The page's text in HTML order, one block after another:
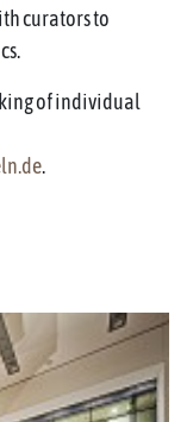
curators to
of individual
.